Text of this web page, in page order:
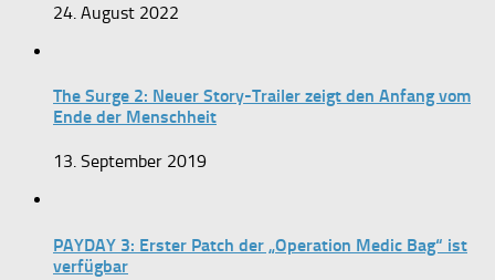
24. August 2022
The Surge 2: Neuer Story-Trailer zeigt den Anfang vom
Ende der Menschheit
13. September 2019
PAYDAY 3: Erster Patch der „Operation Medic Bag“ ist
verfügbar